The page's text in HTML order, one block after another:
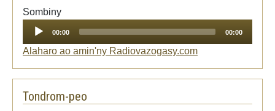
SombinyAudio
00:00 00:00
Alaharo ao amin'ny Radiovazogasy.com
Tondrom-peo